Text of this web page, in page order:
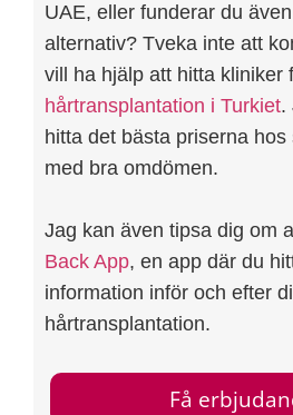
UAE, eller funderar du
alternativ? Tveka inte att
vill ha hjälp att hitta kliniker
hårtransplantation i Turkiet.
hitta det bästa priserna
med bra omdömen.
Jag kan även tipsa dig om
Back App, en app där du
information inför och efter
hårtransplantation.
Få